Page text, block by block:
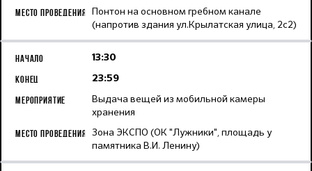
Понтон на основном гребном канале
(напротив здания ул.Крылатская улица, 2с2)
13:30
23:59
Выдача вещей из мобильной камеры
хранения
Зона ЭКСПО (ОК "Лужники", площадь у
памятника В.И. Ленину)